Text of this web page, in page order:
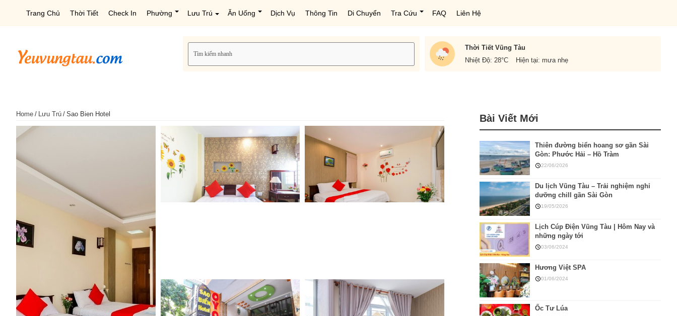
Trang Chủ Thời Tiết Check In Phường Lưu Trú Ăn Uống Dịch Vụ Thông Tin Di Chuyển Tra Cứu FAQ Liên Hệ
Thời Tiết Vũng Tàu
Nhiệt Độ: 28°C Hiện tại: mưa nhẹ
Home / Lưu Trú / Sao Bien Hotel Bài Viết Mới
Thiên đường biển hoang sơ gần Sài
Gòn: Phước Hải – Hồ Tràm
22/06/2026
Du lịch Vũng Tàu – Trải nghiệm nghỉ
dưỡng chill gần Sài Gòn
19/05/2026
Lịch Cúp Điện Vũng Tàu | Hôm Nay và
những ngày tới
03/06/2024
Hương Việt SPA
01/06/2024
Ốc Tư Lúa